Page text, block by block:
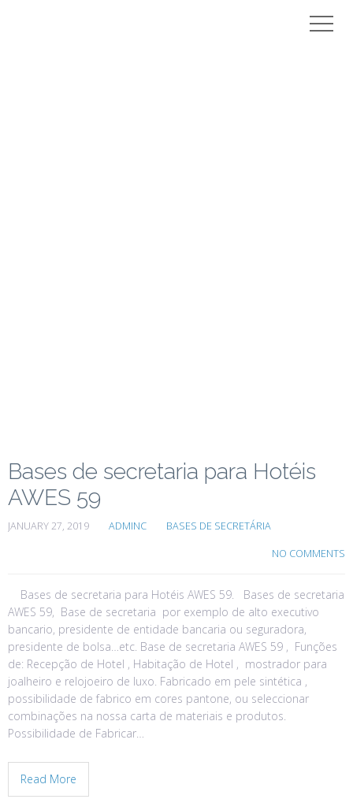
Bases de secretaria para Hotéis
AWES 59
JANUARY 27, 2019 ADMINC BASES DE SECRETÁRIA
NO COMMENTS
Bases de secretaria para Hotéis AWES 59. Bases de secretaria
AWES 59, Base de secretaria por exemplo de alto executivo
bancario, presidente de entidade bancaria ou seguradora,
presidente de bolsa…etc. Base de secretaria AWES 59 , Funções
de: Recepção de Hotel , Habitação de Hotel , mostrador para
joalheiro e relojoeiro de luxo. Fabricado em pele sintética ,
possibilidade de fabrico em cores pantone, ou seleccionar
combinações na nossa carta de materiais e produtos.
Possibilidade de Fabricar…
Read More